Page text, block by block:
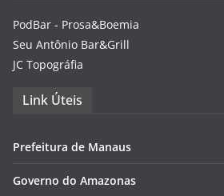
PodBar - Prosa&Boemia
Seu Antônio Bar&Grill
JC Topográfia
Link Úteis
Prefeitura de Manaus
Governo do Amazonas